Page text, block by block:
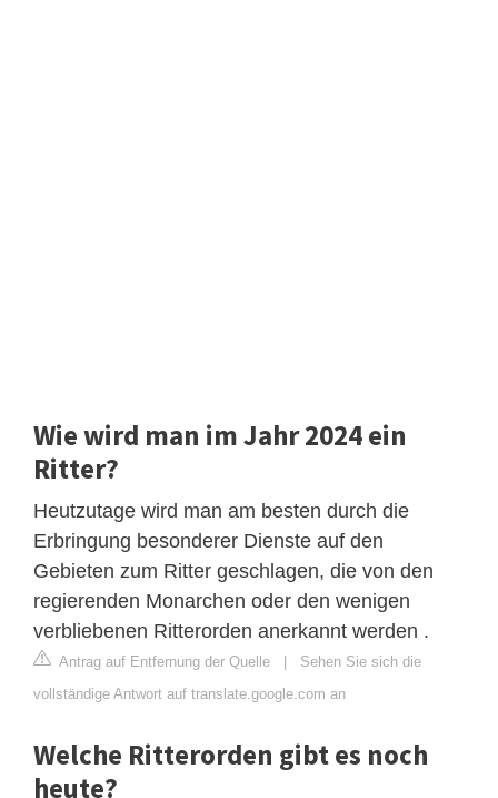
Wie wird man im Jahr 2024 ein
Ritter?
Heutzutage wird man am besten durch die
Erbringung besonderer Dienste auf den
Gebieten zum Ritter geschlagen, die von den
regierenden Monarchen oder den wenigen
verbliebenen Ritterorden anerkannt werden .
Antrag auf Entfernung der Quelle | Sehen Sie sich die
vollständige Antwort auf translate.google.com an
Welche Ritterorden gibt es noch
heute?